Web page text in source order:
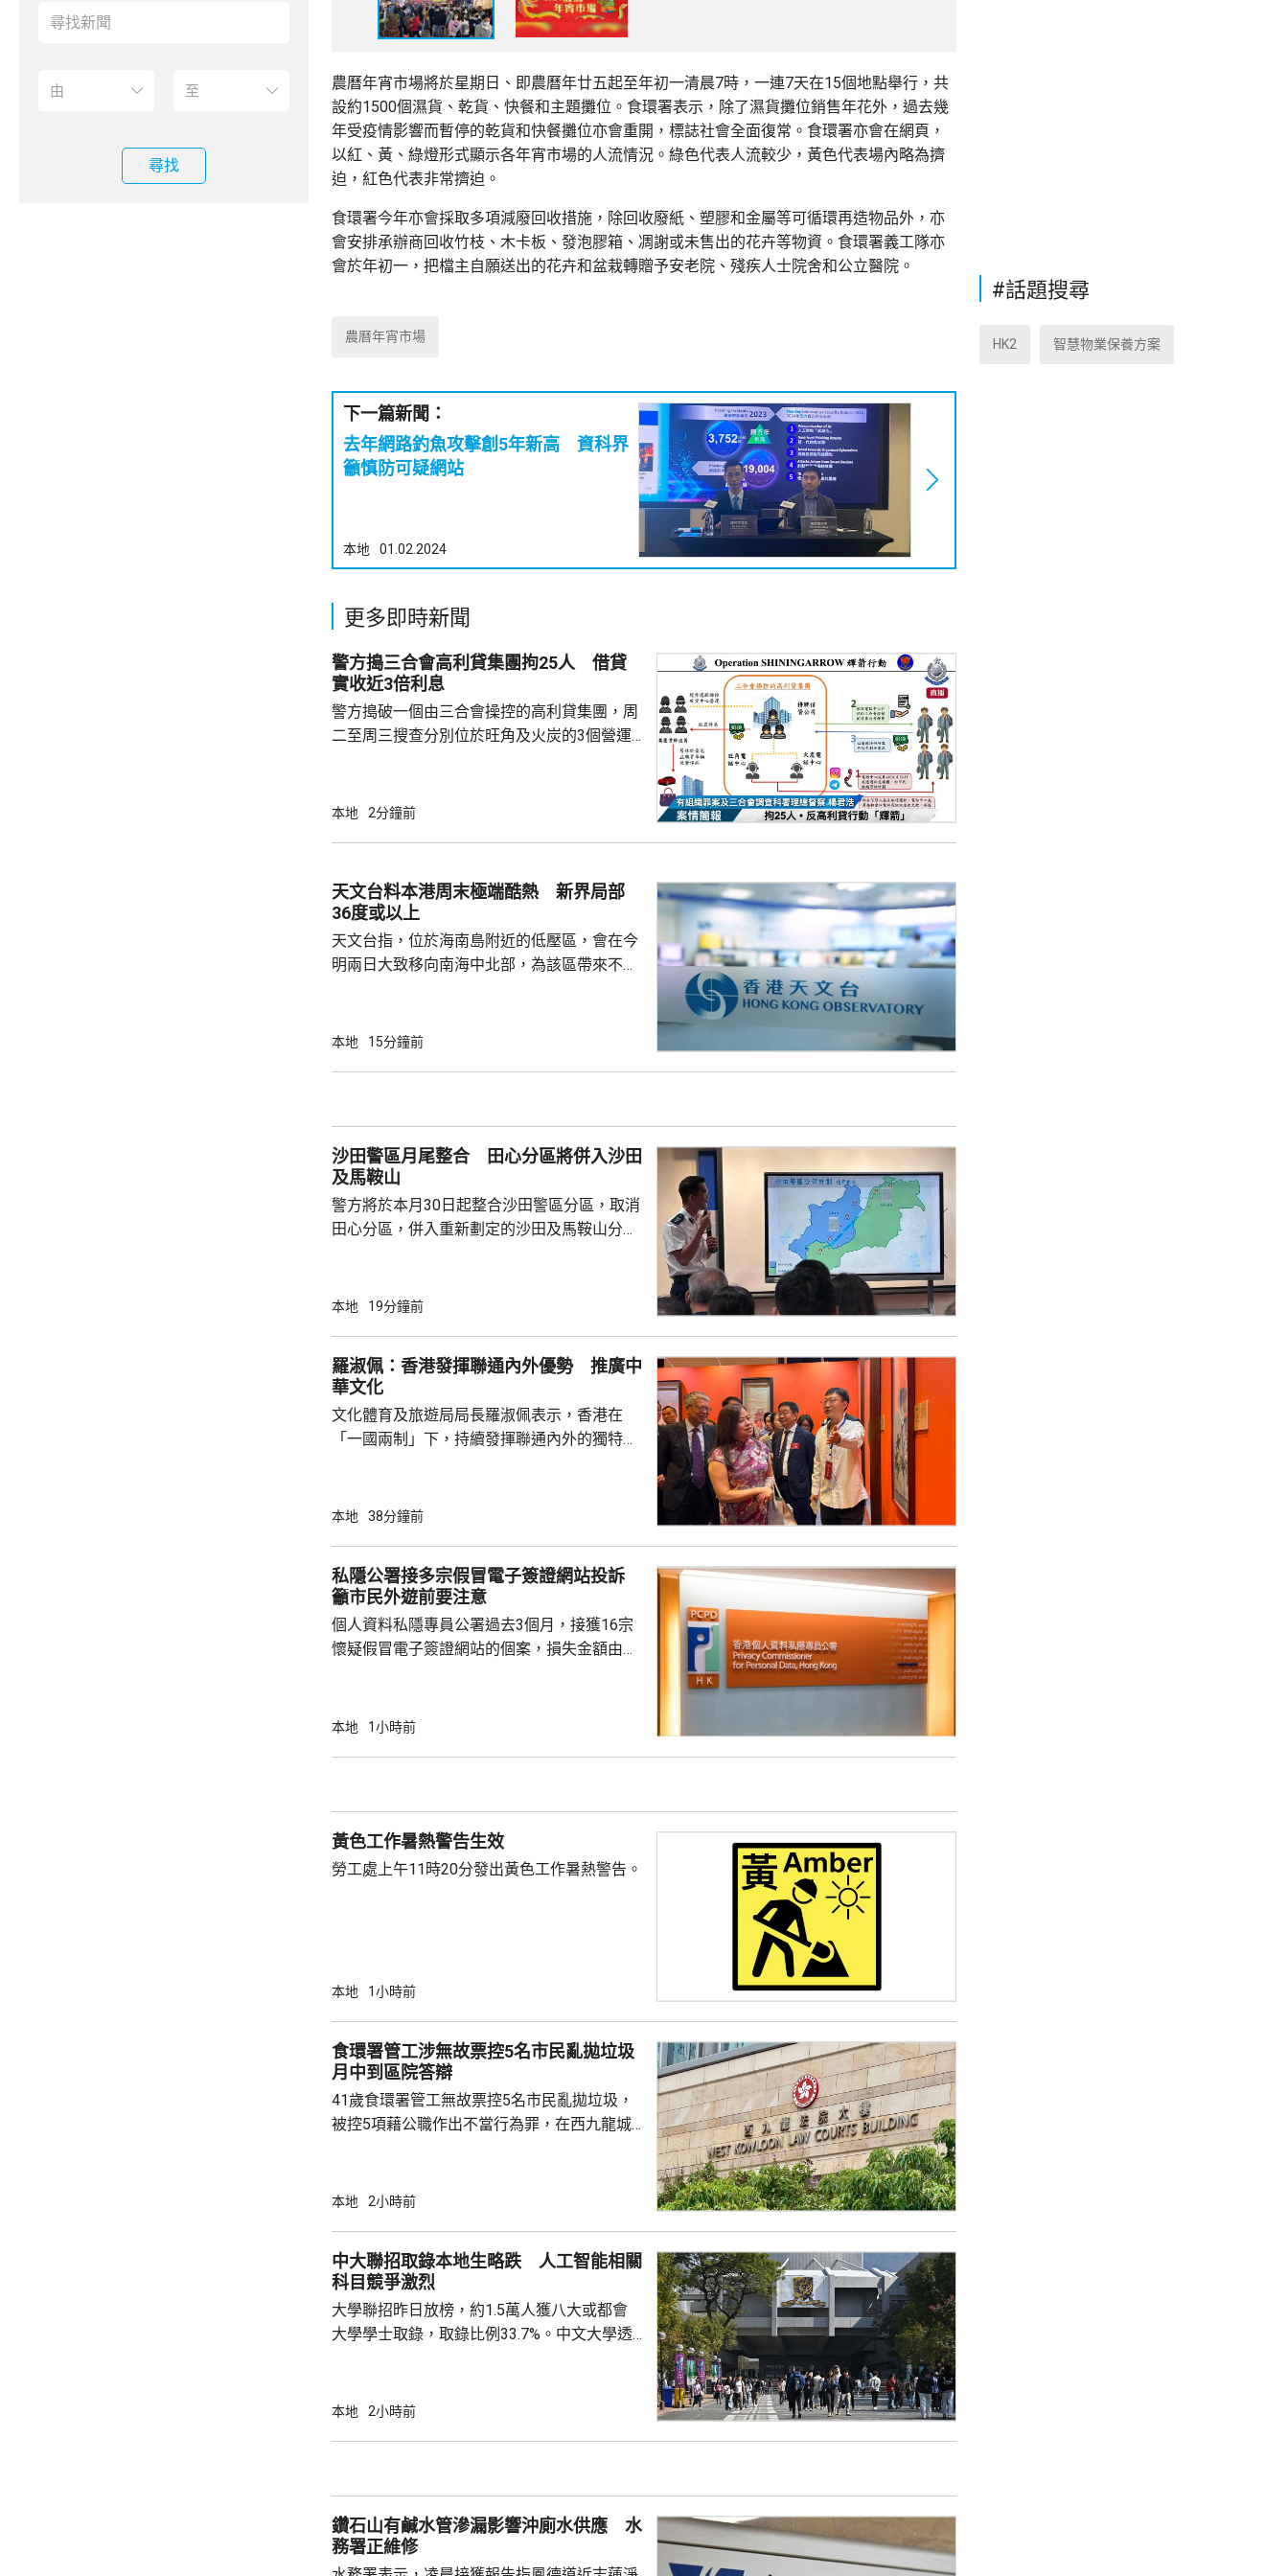
尋找
農曆年宵市場將於星期日、即農曆年廿五起至年初一清晨7時，一連7天在15個地點舉行，共
設約1500個濕貨、乾貨、快餐和主題攤位。食環署表示，除了濕貨攤位銷售年花外，過去幾
年受疫情影響而暫停的乾貨和快餐攤位亦會重開，標誌社會全面復常。食環署亦會在網頁，
以紅、黃、綠燈形式顯示各年宵市場的人流情況。綠色代表人流較少，黃色代表場內略為擠
迫，紅色代表非常擠迫。
食環署今年亦會採取多項減廢回收措施，除回收廢紙、塑膠和金屬等可循環再造物品外，亦
會安排承辦商回收竹枝、木卡板、發泡膠箱、凋謝或未售出的花卉等物資。食環署義工隊亦
會於年初一，把檔主自願送出的花卉和盆栽轉贈予安老院、殘疾人士院舍和公立醫院。
農曆年宵市場
下一篇新聞：
去年網路釣魚攻擊創5年新高 資科界
籲慎防可疑網站
本地 01.02.2024
更多即時新聞
警方搗三合會高利貸集團拘25人 借貸
實收近3倍利息
警方搗破一個由三合會操控的高利貸集團，周
二至周三搜查分別位於旺角及火炭的3個營運
年齡介乎13至69歲，大部份是有黑社會背景的
錢。 警方指，相關三合會社團以持牌信貸公司
作掩護，以免入息審查作招徠，吸引市民借
本地 2分鐘前
天文台料本港周末極端酷熱 新界局部
36度或以上
天文台指，位於海南島附近的低壓區，會在今
明兩日大致移向南海中北部，為該區帶來不穩
續，而受熱帶氣旋「白海豚」的外圍下沉氣流
本地 15分鐘前
沙田警區月尾整合 田心分區將併入沙田
及馬鞍山
警方將於本月30日起整合沙田警區分區，取消
田心分區，併入重新劃定的沙田及馬鞍山分
仍然保留在沙田分區內。 警方指，重新界定兩
節慶活動等方面的警政需求，確保前線單位能
迅速應對。 警方又指，今次重新劃定的分區有
別傳統分法，當中馬鞍山警區延...
本地 19分鐘前
羅淑佩：香港發揮聯通內外優勢 推廣中
華文化
文化體育及旅遊局局長羅淑佩表示，香港在
「一國兩制」下，持續發揮聯通內外的獨特優
淑佩在一個慶祝中國共產黨成立活動上致辭，
及非物質文化遺產旗艦項目，而以「傳奇」為
主題的「中華文化節」正如火如荼進行，預計
舉辦逾280場演出和活動，善用香港國際...
本地 38分鐘前
私隱公署接多宗假冒電子簽證網站投訴
籲市民外遊前要注意
個人資料私隱專員公署過去3個月，接獲16宗
懷疑假冒電子簽證網站的個案，損失金額由
不少市民會自行在網上申請旅遊簽證，但在搜
利用取得的個人資料再進行詐騙，甚至聯絡受
害者的家人或朋友，如果事主收到...
本地 1小時前
黃色工作暑熱警告生效
勞工處上午11時20分發出黃色工作暑熱警告。
本地 1小時前
食環署管工涉無故票控5名市民亂拋垃圾
月中到區院答辯
41歲食環署管工無故票控5名市民亂拋垃圾，
被控5項藉公職作出不當行為罪，在西九龍城
案發時為食環署深水埗區環境衞生辦事處轄下
告票未有妥善送達，部分人被票控時甚至不在
港，令他們被追討罰款、遭通緝和拘捕。
本地 2小時前
中大聯招取錄本地生略跌 人工智能相關
科目競爭激烈
大學聯招昨日放榜，約1.5萬人獲八大或都會
大學學士取錄，取錄比例33.7%。中文大學透
100人，指現時學額中，八成經聯招取錄，認
激烈。 劉善雅又指，非本地生申請入學人數增
加兩成，其中國際生申請提...
本地 2小時前
鑽石山有鹹水管滲漏影響沖廁水供應 水
務署正維修
#話題搜尋
HK2 智慧物業保養方案